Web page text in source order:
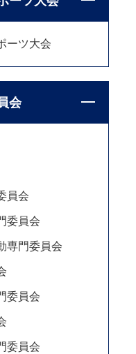
ーツ大会
会
員会
委員会
専門委員会
委員会
委員会